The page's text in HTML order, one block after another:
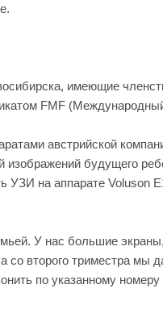
имеющие
FMF
австрийской
изображений будущего
на аппарате Voluson
У нас большие
со второго триместра мы
по указанному